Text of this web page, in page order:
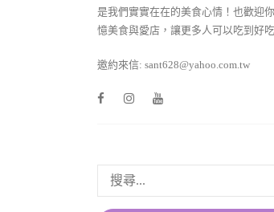
是我們實實在在的美食心情！也歡迎
憶美食與愛店，讓更多人可以吃到好
邀約來信: sant628@yahoo.com.tw